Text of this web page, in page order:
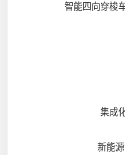
智能四向穿梭
集成
新能